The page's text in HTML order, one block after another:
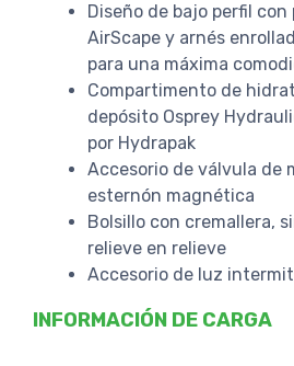
Diseño de bajo perfil
AirScape y arnés
para una máxima
Compartimento de
depósito Osprey
por Hydrapak
Accesorio de válvula de
esternón magnética
Bolsillo con cremallera,
relieve en relieve
Accesorio de luz
INFORMACIÓN DE CARGA